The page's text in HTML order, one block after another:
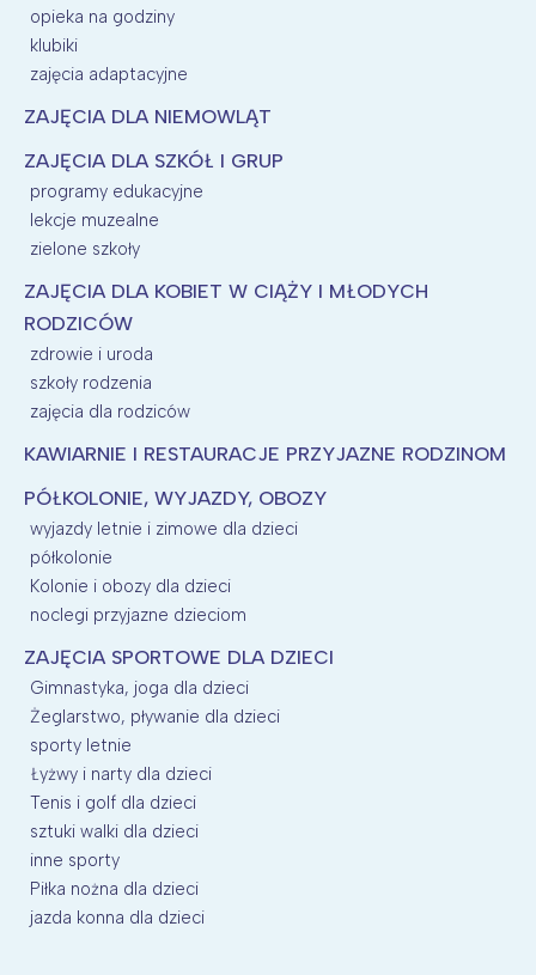
opieka na godziny
klubiki
zajęcia adaptacyjne
ZAJĘCIA DLA NIEMOWLĄT
ZAJĘCIA DLA SZKÓŁ I GRUP
programy edukacyjne
lekcje muzealne
zielone szkoły
ZAJĘCIA DLA KOBIET W CIĄŻY I MŁODYCH
RODZICÓW
zdrowie i uroda
szkoły rodzenia
zajęcia dla rodziców
KAWIARNIE I RESTAURACJE PRZYJAZNE RODZINOM
PÓŁKOLONIE, WYJAZDY, OBOZY
wyjazdy letnie i zimowe dla dzieci
półkolonie
Kolonie i obozy dla dzieci
noclegi przyjazne dzieciom
ZAJĘCIA SPORTOWE DLA DZIECI
Gimnastyka, joga dla dzieci
Żeglarstwo, pływanie dla dzieci
sporty letnie
Łyżwy i narty dla dzieci
Tenis i golf dla dzieci
sztuki walki dla dzieci
inne sporty
Piłka nożna dla dzieci
jazda konna dla dzieci